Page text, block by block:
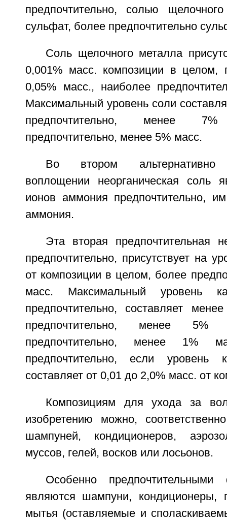
предпочтительно, солью
сульфат, более предпочтительно
Соль щелочного металла
0,001% масс. композиции в целом,
0,05% масс., наиболее
Максимальный уровень соли
предпочтительно, менее
предпочтительно, менее 5% масс.
Во втором альтернативно
воплощении неорганическая соль
ионов аммония предпочтительно,
аммония.
Эта вторая предпочтительная
предпочтительно, присутствует на
от композиции в целом, более
масс. Максимальный уровень
предпочтительно, составляет
предпочтительно, менее 5%
предпочтительно, менее 1%
предпочтительно, если уровень
составляет от 0,01 до 2,0% масс. от
Композициям для ухода за
изобретению можно,
шампуней, кондиционеров,
муссов, гелей, восков или лосьонов.
Особенно
являются шампуни, кондиционеры,
мытья (оставляемые и